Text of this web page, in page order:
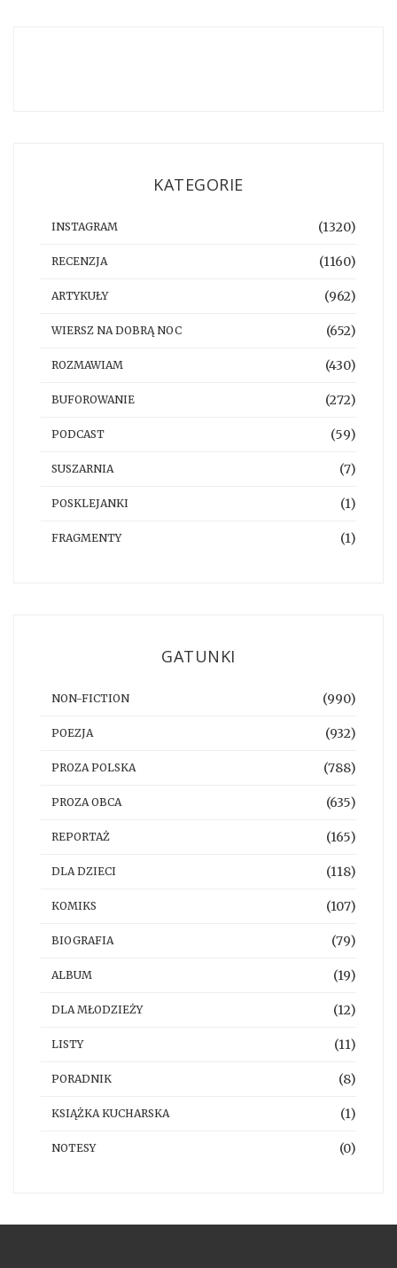
KATEGORIE
INSTAGRAM (1320)
RECENZJA (1160)
ARTYKUŁY (962)
WIERSZ NA DOBRĄ NOC (652)
ROZMAWIAM (430)
BUFOROWANIE (272)
PODCAST (59)
SUSZARNIA (7)
POSKLEJANKI (1)
FRAGMENTY (1)
GATUNKI
NON-FICTION (990)
POEZJA (932)
PROZA POLSKA (788)
PROZA OBCA (635)
REPORTAŻ (165)
DLA DZIECI (118)
KOMIKS (107)
BIOGRAFIA (79)
ALBUM (19)
DLA MŁODZIEŻY (12)
LISTY (11)
PORADNIK (8)
KSIĄŻKA KUCHARSKA (1)
NOTESY (0)